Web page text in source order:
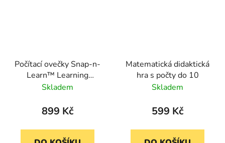
Počítací ovečky Snap-n-
Learn™ Learning
Resources - barvy a
Skladem
899 Kč
Matematická didaktická
hra s počty do 10
Skladem
599 Kč